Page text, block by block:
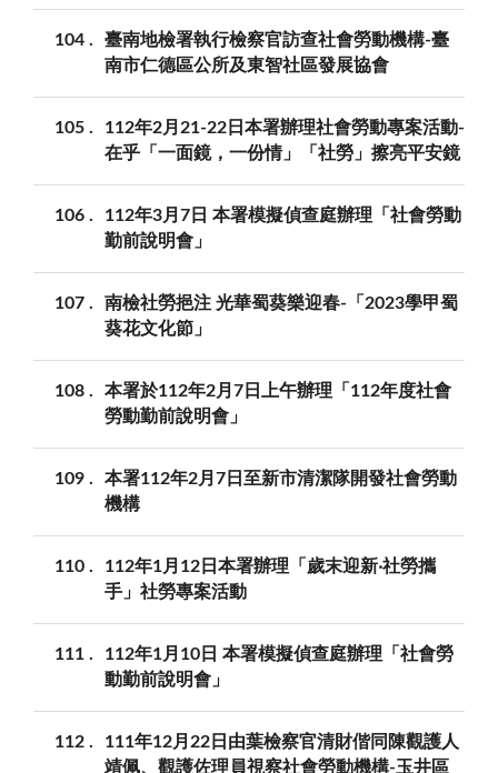
104
臺南地檢署執行檢察官訪查社會勞動機構-臺
南市仁德區公所及東智社區發展協會
105
112年2月21-22日本署辦理社會勞動專案活動-
在乎「一面鏡，一份情」「社勞」擦亮平安鏡
106
112年3月7日 本署模擬偵查庭辦理「社會勞動
勤前說明會」
107
南檢社勞挹注 光華蜀葵樂迎春-「2023學甲蜀
葵花文化節」
108
本署於112年2月7日上午辦理「112年度社會
勞動勤前說明會」
109
本署112年2月7日至新市清潔隊開發社會勞動
機構
110
112年1月12日本署辦理「歲末迎新‧社勞攜
手」社勞專案活動
111
112年1月10日 本署模擬偵查庭辦理「社會勞
動勤前說明會」
112
111年12月22日由葉檢察官清財偕同陳觀護人
靖佩、觀護佐理員視察社會勞動機構-玉井區